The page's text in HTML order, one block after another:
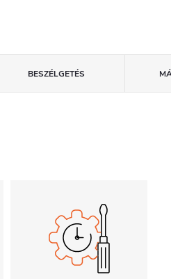
BESZÉLGETÉS